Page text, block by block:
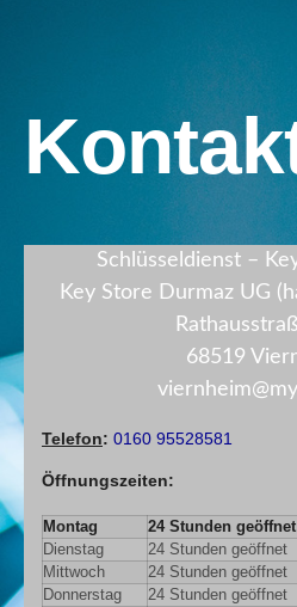
Schlüsseldienst –
Key Store Durmaz UG
68519
Telefon: 0160 95528581
Öffnungszeiten:
Montag
24 Stunden geöffnet
Dienstag
24 Stunden geöffnet
Mittwoch
24 Stunden geöffnet
Donnerstag
24 Stunden geöffnet